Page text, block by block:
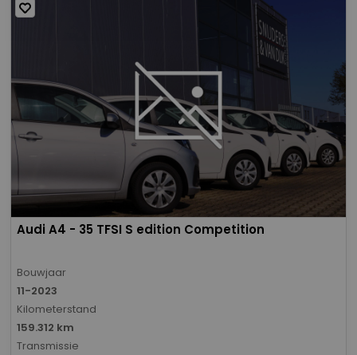
Audi A4 - 35 TFSI S edition Competition
Bouwjaar
11-2023
Kilometerstand
159.312 km
Transmissie